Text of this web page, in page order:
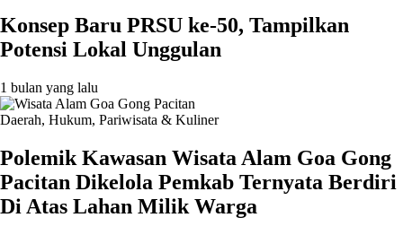
Konsep Baru PRSU ke-50, Tampilkan
Potensi Lokal Unggulan
1 bulan yang lalu
Daerah, Hukum, Pariwisata & Kuliner
Polemik Kawasan Wisata Alam Goa Gong
Pacitan Dikelola Pemkab Ternyata Berdiri
Di Atas Lahan Milik Warga